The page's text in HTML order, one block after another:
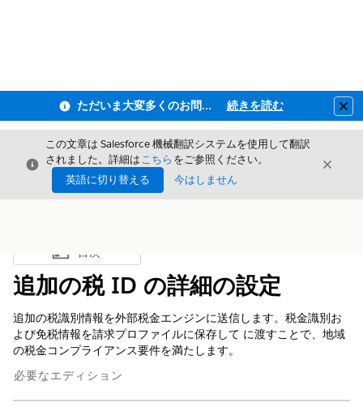
ただいま大変多くのお問い合わせをいただいており、ご連絡までにお時間を頂戴しております 続きを読む
閉じる
この文章は Salesforce 機械翻訳システムを使用して翻訳
されました。詳細はこちら をご参照ください。
英語に切り替える
今はしません
閉じる
目次を表示
目次
追加の税 ID の詳細の設定
追加の税識別情報を外部税金エンジンに送信します。税金識別お
よび免税情報を請求プロファイルに保存して に渡すことで、地域
の税金コンプライアンス要件を満たします。
必要なエディション